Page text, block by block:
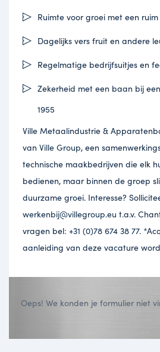
Ruimte voor groei met een
Dagelijks vers fruit en andere
Regelmatige bedrijfsuitjes en
Zekerheid met een baan bij
1955
Ville Metaalindustrie &
vanVille Group, een
technische maakbedrijven die elk
bedienen, maar binnen de groep
duurzame groei. Interesse?
werkenbij@villegroup.eu t.a.v.
vragen bel:+31 (0)78 674 38 77.
aanleiding van deze vacature
Oeps! We konden je formulier niet